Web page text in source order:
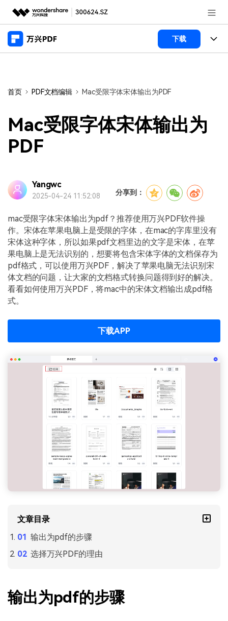
推荐产品
新闻中心
加入我们
下载
桌面端
万兴PDF Mac版
移动端
万兴PDF 安卓版
万兴PDF iOS版
PDF开发工具
万兴PDF SDK
申请试用
功能
PDF新功能
PDF转换器
PDF文件压缩
PDF签名
PDF批量工具
PDF提取页面
PDF文件创建
学校&教育
经销商招募
帮助中心
用户指南
常见问题
产品信息
更新日志
下载中心
产品资讯
01.热门软件
03.编辑PDF
登录 立即购买
首页 PDF文档编辑 Mac受限字体宋体输出为PDF
Mac受限字体宋体输出为
PDF
Yangwc
2025-04-24 11:52:08 分享到：
mac受限字体宋体输出为pdf？推荐使用万兴PDF软件操
作。宋体在苹果电脑上是受限的字体，在mac的字库里没有
宋体这种字体，所以如果pdf文档里边的文字是宋体，在苹
果电脑上是无法识别的，想要将包含宋体字体的文档保存为
pdf格式，可以使用万兴PDF，解决了苹果电脑无法识别宋
体文档的问题，让大家的文档格式转换问题得到好的解决。
看看如何使用万兴PDF，将mac中的宋体文档输出成pdf格
式。
下载APP
文章目录
输出为pdf的步骤
选择万兴PDF的理由
输出为pdf的步骤